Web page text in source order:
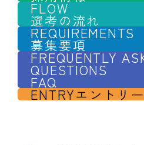
FLOW
選考の流れ
REQUIREMENTS
募集要項
FREQUENTLY
QUESTIONS
FAQ
ENTRYエントリ